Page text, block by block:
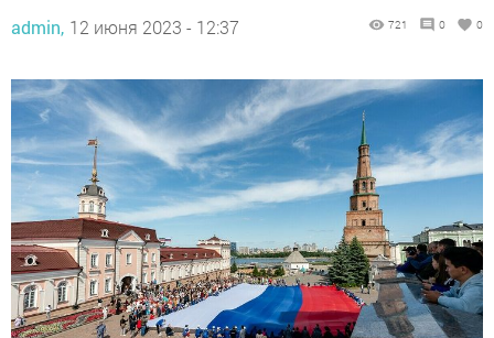
admin, 12 июня 2023 - 12:37 721 0 0